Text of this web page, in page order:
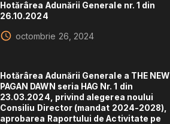
Hotărârea Adunării Generale nr. 1 din
26.10.2024
octombrie 26, 2024
Hotărârea Adunării Generale a THE NEW
PAGAN DAWN seria HAG Nr. 1 din
23.03.2024, privind alegerea noului
Consiliu Director (mandat 2024-2028),
aprobarea Raportului de Activitate pe